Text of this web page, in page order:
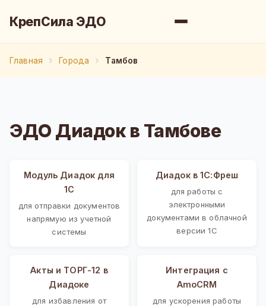
КрепСила ЭДО
Главная Города Тамбов
ЭДО Диадок в Тамбове
Модуль Диадок для
1С
для отправки документов
напрямую из учетной
системы
Диадок в 1С:Фреш
для работы с
электронными
документами в облачной
версии 1С
Акты и ТОРГ-12 в
Диадоке
для избавления от
Интеграция с
AmoCRM
для ускорения работы